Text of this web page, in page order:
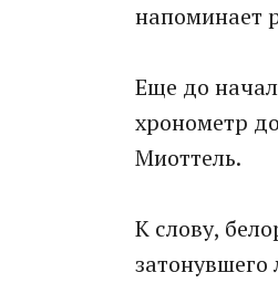
напоминает
Еще до
хронометр
Миоттель.
К слову,